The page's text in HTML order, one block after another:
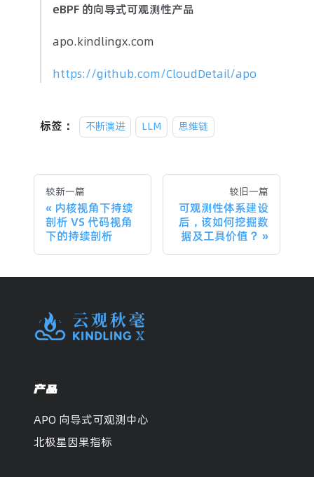
eBPF 的向导式可观测性产品
apo.kindlingx.com
https://github.com/CloudDetail/apo
标签： 不断演进 LLM 思维链
较新一篇
内核视角下持续
剖析 VS 代码视角
下的持续剖析
较旧一篇
可观测性体系建设
后，该如何挖掘数
据及工具价值？
产品
APO 向导式可观测中心
北极星因果指标